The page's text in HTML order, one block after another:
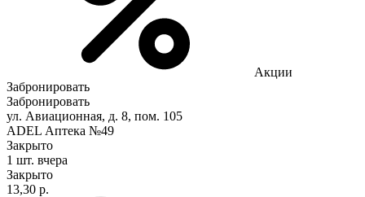
Акции
Забронировать
Забронировать
ул. Авиационная, д. 8, пом. 105
ADEL Аптека №49
Закрыто
1 шт. вчера
Закрыто
13,30 р.